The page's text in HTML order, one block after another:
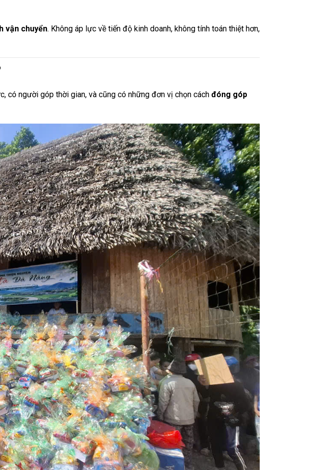
vận chuyển. Không áp lực về tiến độ kinh doanh, không tính toán thiệt hơn,
có người góp thời gian, và cũng có những đơn vị chọn cách đóng góp